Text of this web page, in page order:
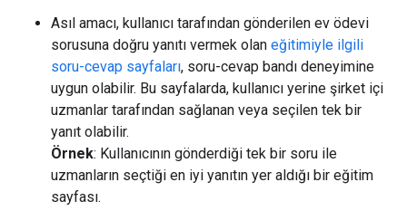
Asıl amacı, kullanıcı tarafından gönderilen ev ödevi
sorusuna doğru yanıtı vermek olan eğitimiyle ilgili
soru-cevap sayfaları, soru-cevap bandı deneyimine
uygun olabilir. Bu sayfalarda, kullanıcı yerine şirket içi
uzmanlar tarafından sağlanan veya seçilen tek bir
yanıt olabilir.
Örnek: Kullanıcının gönderdiği tek bir soru ile
uzmanların seçtiği en iyi yanıtın yer aldığı bir eğitim
sayfası.